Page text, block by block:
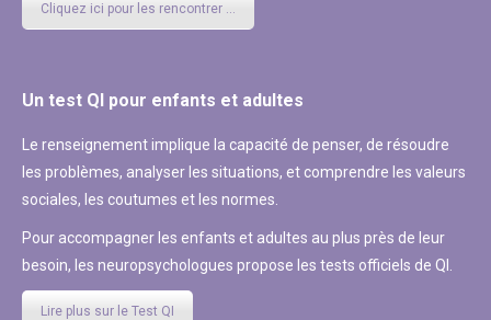
Cliquez ici pour les rencontrer ...
Un test QI pour enfants et adultes
Le renseignement implique la capacité de penser, de résoudre
les problèmes, analyser les situations, et comprendre les valeurs
sociales, les coutumes et les normes.
Pour accompagner les enfants et adultes au plus près de leur
besoin, les neuropsychologues propose les tests officiels de QI.
Lire plus sur le Test QI